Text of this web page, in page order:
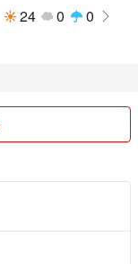
24 0 0